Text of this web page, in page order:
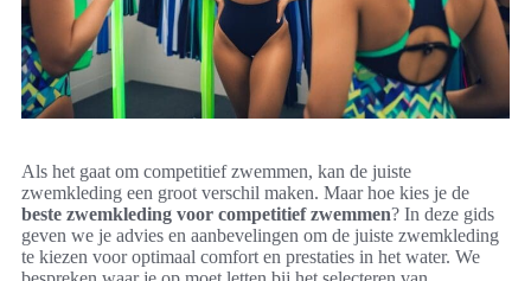
Als het gaat om competitief zwemmen, kan de juiste
zwemkleding een groot verschil maken. Maar hoe kies je de
beste zwemkleding voor competitief zwemmen? In deze gids
geven we je advies en aanbevelingen om de juiste zwemkleding
te kiezen voor optimaal comfort en prestaties in het water. We